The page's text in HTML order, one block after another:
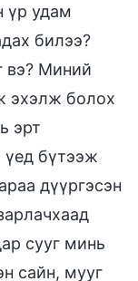
үр удам
билээ?
вэ? Миний
эхэлж болох
эрт
үед бүтээж
дүүргэсэн
сууг минь
сайн, мууг